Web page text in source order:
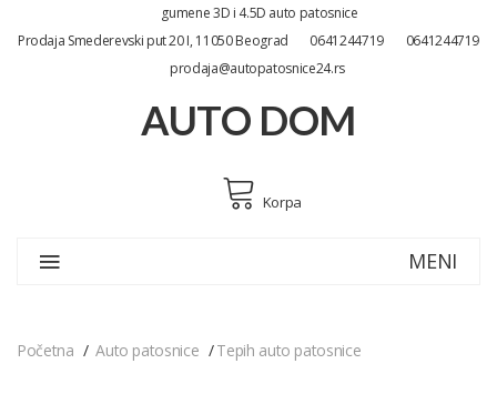
gumene 3D i 4.5D auto patosnice
Prodaja Smederevski put 20 I, 11050 Beograd
0641244719
0641244719
prodaja@autopatosnice24.rs
AUTO DOM
Korpa
MENI
Početna Auto patosnice Tepih auto patosnice